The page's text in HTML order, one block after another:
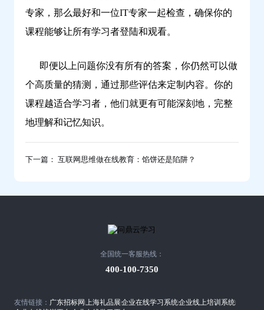
专家，那么最好和一位IT专家一起检查，确保你的
课程能够让所有学习者登陆和观看。
即便以上问题你没有所有的答案，你仍然可以做
个高质量的猜测，通过那些评估来定制内容。你的
课程越适合学习者，他们就更有可能深刻地，完整
地理解和记忆知识。
下一篇： 互联网思维做在线教育：馅饼还是陷阱？
友情链接： 广东招标网 上海礼品展企业在线学习系统企业线上培训系统
全国统一客服热线：
400-100-7350